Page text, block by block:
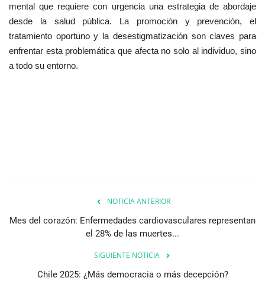
mental que requiere con urgencia una estrategia de abordaje
desde la salud pública. La promoción y prevención, el
tratamiento oportuno y la desestigmatización son claves para
enfrentar esta problemática que afecta no solo al individuo, sino
a todo su entorno.
NOTICIA ANTERIOR
Mes del corazón: Enfermedades cardiovasculares representan
el 28% de las muertes...
SIGUIENTE NOTICIA
Chile 2025: ¿Más democracia o más decepción?